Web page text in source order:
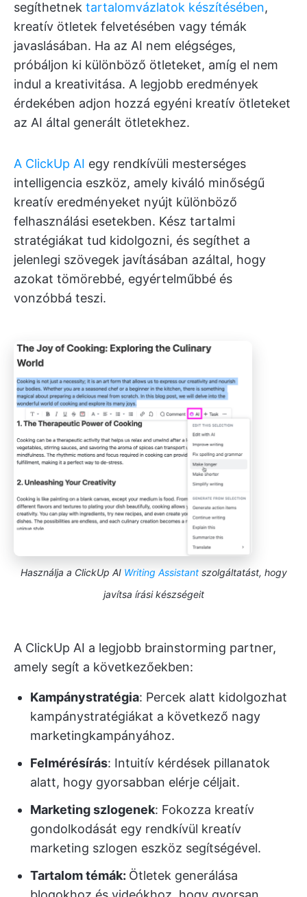
segíthetnek tartalomvázlatok készítésében,
kreatív ötletek felvetésében vagy témák
javaslásában. Ha az AI nem elégséges,
próbáljon ki különböző ötleteket, amíg el nem
indul a kreativitása. A legjobb eredmények
érdekében adjon hozzá egyéni kreatív ötleteket
az AI által generált ötletekhez.
A ClickUp AI egy rendkívüli mesterséges
intelligencia eszköz, amely kiváló minőségű
kreatív eredményeket nyújt különböző
felhasználási esetekben. Kész tartalmi
stratégiákat tud kidolgozni, és segíthet a
jelenlegi szövegek javításában azáltal, hogy
azokat tömörebbé, egyértelműbbé és
vonzóbbá teszi.
Használja a ClickUp AI Writing Assistantszolgáltatást, hogy
javítsa írási készségeit
A ClickUp AI a legjobb brainstorming partner,
amely segít a következőekben:
Kampánystratégia: Percek alatt kidolgozhat
kampánystratégiákat a következő nagy
marketingkampányához.
Felmérésírás: Intuitív kérdések pillanatok
alatt, hogy gyorsabban elérje céljait.
Marketing szlogenek: Fokozza kreatív
gondolkodását egy rendkívül kreatív
marketing szlogen eszköz segítségével.
Tartalom témák: Ötletek generálása